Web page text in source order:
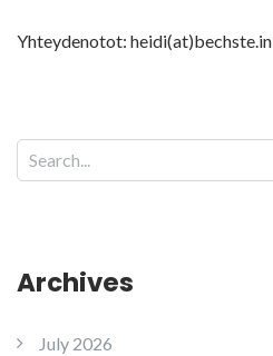
Yhteydenotot: heidi(at)bechste.in
Archives
July 2026